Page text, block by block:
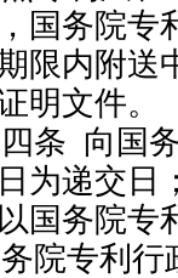
国务院专
限内附送
明文件。
条 向国
为递交日
国务院专
院专利